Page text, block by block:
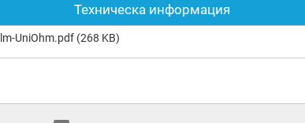
Техническа информация
UniOhm.pdf (268 KB)